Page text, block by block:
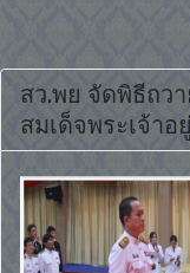
สว.พย จัดพิธีถว
สมเด็จพระเจ้า